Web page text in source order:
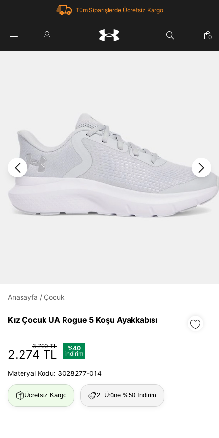
Tüm Siparişlerde Ücretsiz Kargo
Şifremi Unuttum
Giriş Yap
Üye Olmadan Devam Et
0
Anasayfa / Çocuk
Kız Çocuk UA Rogue 5 Koşu Ayakkabısı
3.790 TL
2.274 TL
%40
indirim
Materyal Kodu: 3028277-014
Ücretsiz Kargo 2. Ürüne %50 İndirim
Parola Yenileme
Parolayı Yenile
Giriş Sayfasına Dön
Zaten hesabın var mı? Giriş yap
Giriş Yap
Beni Hatırla Şifremi Unuttum